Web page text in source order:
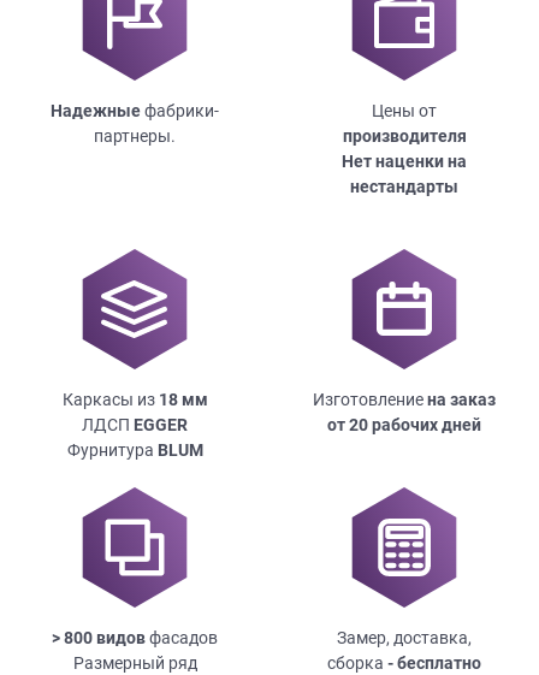
Надежныефабрики-
партнеры.
Цены от
производителя
Нет наценки на
нестандарты
Каркасы из 18мм
ЛДСП EGGER
Фурнитура BLUM
Изготовлениена заказ
от 20 рабочих дней
> 800 видовфасадов
Размерный ряд
Замер, доставка,
сборка - бесплатно